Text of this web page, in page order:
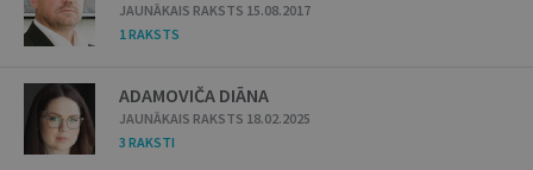
JAUNĀKAIS RAKSTS 15.08.2017
1 RAKSTS
ADAMOVIČA DIĀNA
JAUNĀKAIS RAKSTS 18.02.2025
3 RAKSTI